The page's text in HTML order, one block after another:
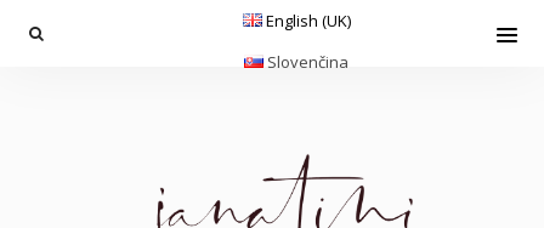
English (UK)
Slovenčina